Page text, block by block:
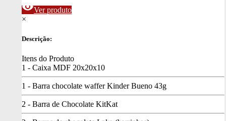
visibilityVer produto
×
Descrição:
Itens do Produto
1 - Caixa MDF 20x20x10
1 - Barra chocolate waffer Kinder Bueno 43g
2 - Barra de Chocolate KitKat